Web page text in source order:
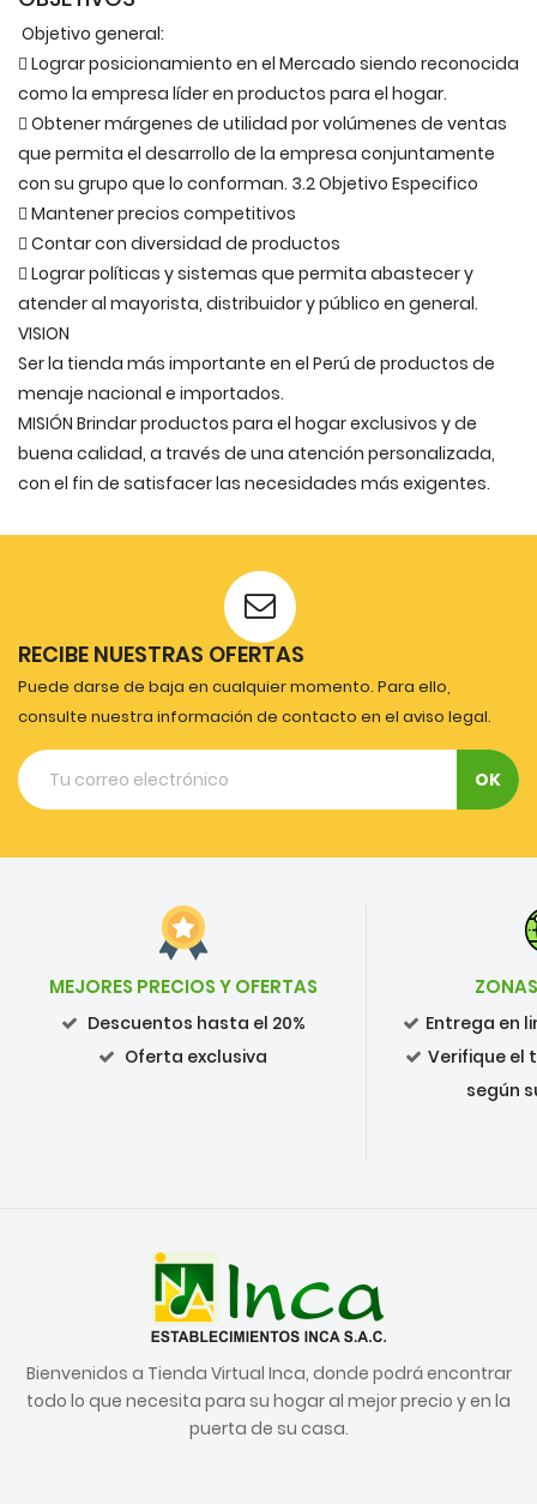
Objetivo general:
 Lograr posicionamiento en el Mercado siendo reconocida
como la empresa líder en productos para el hogar.
 Obtener márgenes de utilidad por volúmenes de ventas
que permita el desarrollo de la empresa conjuntamente
con su grupo que lo conforman. 3.2 Objetivo Especifico
 Mantener precios competitivos
 Contar con diversidad de productos
 Lograr políticas y sistemas que permita abastecer y
atender al mayorista, distribuidor y público en general.
VISION
Ser la tienda más importante en el Perú de productos de
menaje nacional e importados.
MISIÓN Brindar productos para el hogar exclusivos y de
buena calidad, a través de una atención personalizada,
con el fin de satisfacer las necesidades más exigentes.
RECIBE NUESTRAS OFERTAS
Puede darse de baja en cualquier momento. Para ello,
consulte nuestra información de contacto en el aviso legal.
MEJORES PRECIOS Y OFERTAS
Descuentos hasta el 20%
Oferta exclusiva
Entrega en
Verifique el
según
Bienvenidos a Tienda Virtual Inca, donde podrá encontrar
todo lo que necesita para su hogar al mejor precio y en la
puerta de su casa.